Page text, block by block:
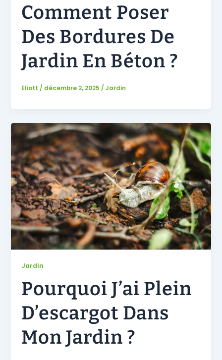
Comment Poser
Des Bordures De
Jardin En Béton ?
Eliott / décembre 2, 2025 / Jardin
Jardin
Pourquoi J’ai Plein
D’escargot Dans
Mon Jardin ?